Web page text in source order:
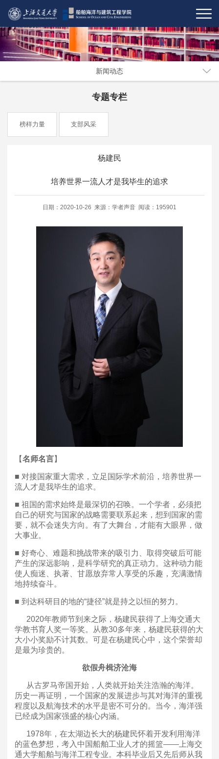
新闻动态
专题专栏
榜样力量 支部风采
杨建民
培养世界一流人才是我毕生的追求
日期：2020-10-26 来源：学者声音 阅读：195901
【名师名言】
■ 对接国家重大需求，立足国际学术前沿，培养世界一
流人才是我毕生的追求。
■ 祖国的需求始终是最深切的召唤。一个学者，必须把
自己的研究与国家的战略需要联系起来，想到国家的需
要，就不会迷失方向。有了大舞台，才能有大眼界，做
大事业。
■ 好奇心、难题和挑战带来的吸引力、取得突破后可能
产生的深远影响，是科学研究的真正动力。这种动力能
使人痴迷、执著、甘愿放弃常人享受的乐趣，充满激情
地持续奋斗。
■ 到达科研目的地的“捷径”就是持之以恒的努力。
2020年教师节到来之际，杨建民获得了上海交通大
学教书育人奖一等奖。从教30多年来，杨建民获得的大
大小小奖励不计其数。可是在杨建民心中，这个荣誉却
是最为珍贵的。
欲假舟楫济沧海
从古罗马帝国开始，人类就开始关注浩瀚的海洋。
历史一再证明，一个国家的发展进步与其对海洋的重视
程度以及航海技术的水平是密不可分的。当今，海洋强
已经成为国家强盛的核心内涵。
1978年，在太湖边长大的杨建民怀着开发利用海洋
的蓝色梦想，考入中国船舶工业人才的摇篮——上海交
通大学船舶与海洋工程专业。本科毕业后又先后师从我